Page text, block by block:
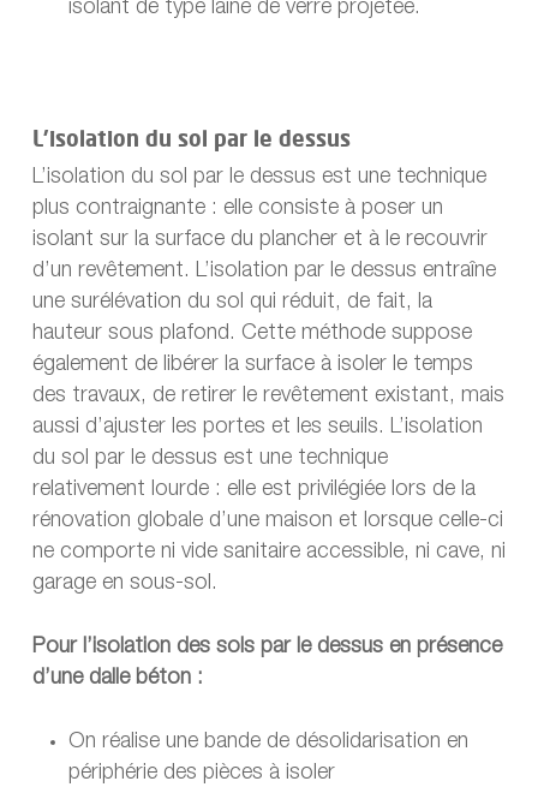
isolant de type laine de verre projetée.
L’isolation du sol par le dessus
L’isolation du sol par le dessus est une technique
plus contraignante : elle consiste à poser un
isolant sur la surface du plancher et à le recouvrir
d’un revêtement. L’isolation par le dessus entraîne
une surélévation du sol qui réduit, de fait, la
hauteur sous plafond. Cette méthode suppose
également de libérer la surface à isoler le temps
des travaux, de retirer le revêtement existant, mais
aussi d’ajuster les portes et les seuils. L’isolation
du sol par le dessus est une technique
relativement lourde : elle est privilégiée lors de la
rénovation globale d’une maison et lorsque celle-ci
ne comporte ni vide sanitaire accessible, ni cave, ni
garage en sous-sol.
Pour l’isolation des sols par le dessus en présence
d’une dalle béton :
On réalise une bande de désolidarisation en
périphérie des pièces à isoler